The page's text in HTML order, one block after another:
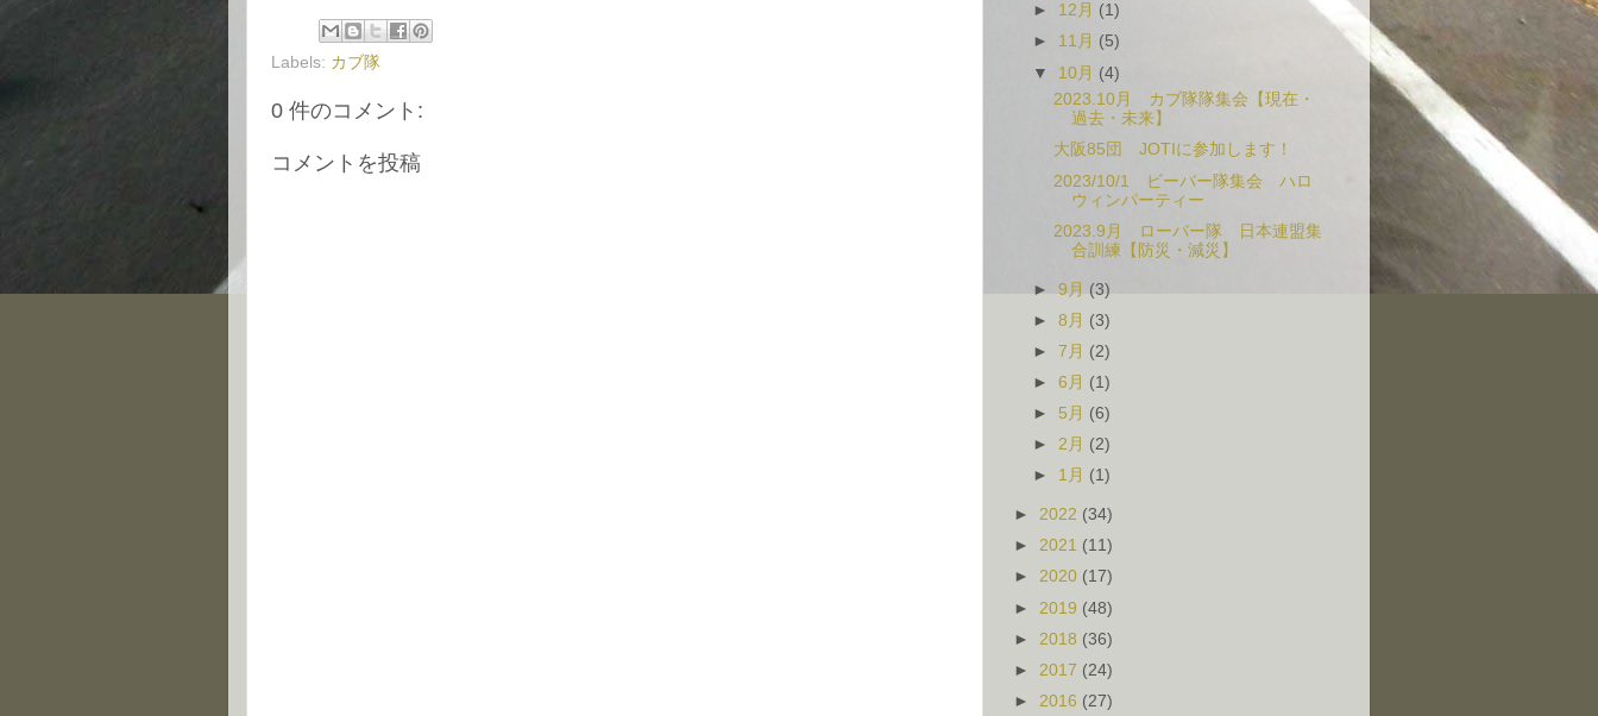
Labels: カブ隊
0 件のコメント:
コメントを投稿
► 12月 (1)
► 11月 (5)
▼ 10月 (4)
2023.10月 カブ隊隊集会【現在・
過去・未来】
大阪85団 JOTIに参加します！
2023/10/1 ビーバー隊集会 ハロ
ウィンパーティー
2023.9月 ローバー隊 日本連盟集
合訓練【防災・減災】
►9月 (3)
►8月 (3)
►7月 (2)
►6月 (1)
► 5月 (6)
►2月 (2)
► 1月 (1)
► 2022 (34)
► 2021 (11)
► 2020 (17)
► 2019 (48)
► 2018 (36)
► 2017 (24)
► 2016 (27)